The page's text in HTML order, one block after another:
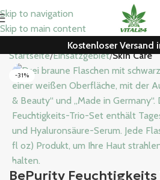
Skip to navigation
Skip to main content
Kostenloser Versand
Startseite Einsatzgebiet Skin Care
-31%
BePurity Feuchtigkeits